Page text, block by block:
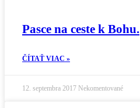
Pasce na ceste k Bohu.
ČÍTAŤ VIAC »
12. septembra 2017 Nekomentované